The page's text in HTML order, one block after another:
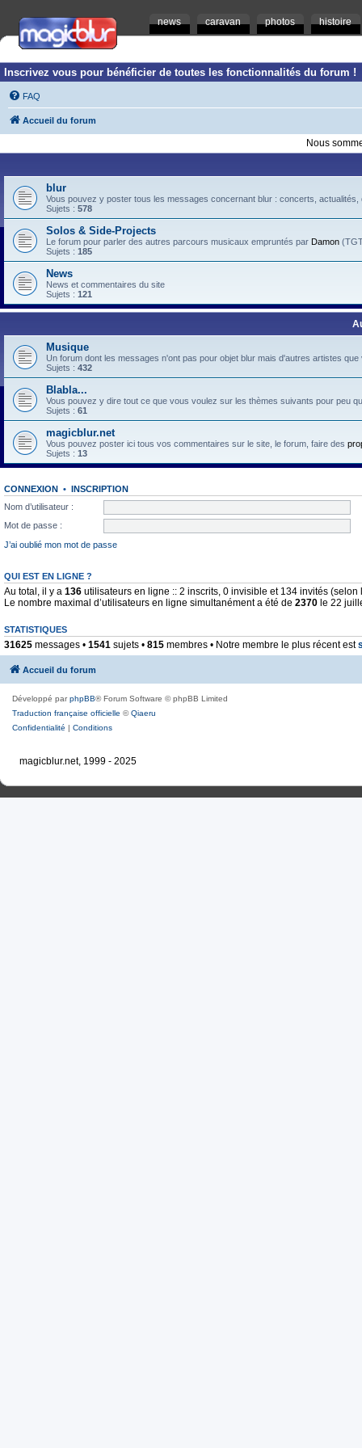
news caravan photos histoire
Inscrivez vous pour bénéficier de toutes les fonctionnalités du forum !
FAQ
Accueil du forum
Nous
blur
Vous pouvez y poster tous les messages concernant blur : concerts,
Sujets : 578
Solos & Side-Projects
Le forum pour parler des autres parcours musicaux empruntés par Damon
Sujets : 185
News
News et commentaires du site
Sujets : 121
Musique
Un forum dont les messages n'ont pas pour objet blur mais d'autres artistes
Sujets : 432
Blabla...
Vous pouvez y dire tout ce que vous voulez sur les thèmes suivants pour peu
Sujets : 61
magicblur.net
Vous pouvez poster ici tous vos commentaires sur le site, le forum, faire des
Sujets : 13
CONNEXION • INSCRIPTION
Nom d’utilisateur :
Mot de passe :
J’ai oublié mon mot de passe
QUI EST EN LIGNE ?
Au total, il y a 136 utilisateurs en ligne :: 2 inscrits, 0 invisible et 134 invités
Le nombre maximal d’utilisateurs en ligne simultanément a été de 2370 le 22
STATISTIQUES
31625 messages • 1541 sujets • 815 membres • Notre membre le plus récent est
Accueil du forum
Développé parphpBB® Forum Software © phpBB Limited
Traduction française officielle ©Qiaeru
Confidentialité | Conditions
magicblur.net, 1999 - 2025